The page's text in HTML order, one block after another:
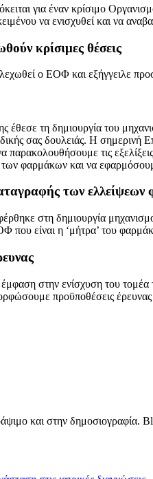
για έναν κρίσιμο
να ενισχυθεί και να
κρίσιμες θέσεις
ο ΕΟΦ και εξήγγειλε
έθεσε τη δημιουργία του
σας δουλειάς. Η σημερινή
τις
φαρμάκων και να
των
στη δημιουργία
είναι η ‘μήτρα’ του
στην ενίσχυση του τομέα
προϋποθέσεις
και στην δημοσιογραφία.